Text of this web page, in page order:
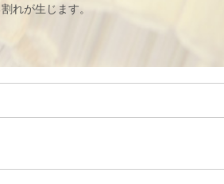
れが生じます。